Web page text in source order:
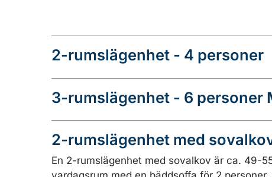
2-rumslägenhet - 4 personer
3-rumslägenhet - 6 personer
2-rumslägenhet med
En 2-rumslägenhet med sovalkov är ca. 49-